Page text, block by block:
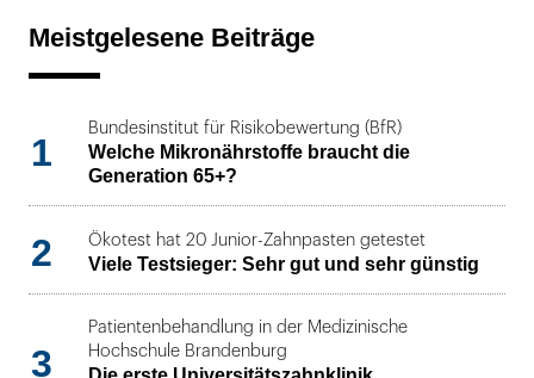
Meistgelesene Beiträge
1
Bundesinstitut für Risikobewertung (BfR)
Welche Mikronährstoffe braucht die
Generation 65+?
2 Ökotest hat 20 Junior-Zahnpasten getestet
Viele Testsieger: Sehr gut und sehr günstig
3
Patientenbehandlung in der Medizinische
Hochschule Brandenburg